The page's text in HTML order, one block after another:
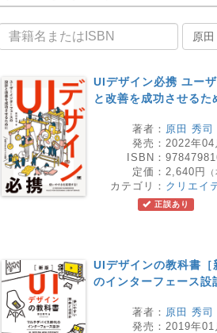
書籍名 原
UIデザイン必携 ユー
と改善を成功させるた
著者： 原田 秀司
発売： 2022年04
ISBN：
定価： 2,640円
カテゴリ： クリエイ
正誤あり
UIデザインの教科書
のインターフェース設
著者： 原田 秀司
発売： 2019年01